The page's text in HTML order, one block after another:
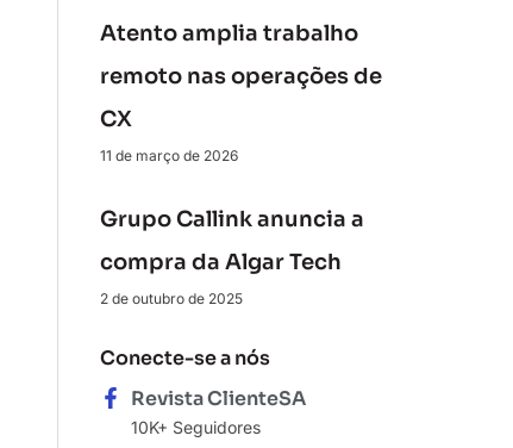
Atento amplia trabalho
remoto nas operações de
CX
11 de março de 2026
Grupo Callink anuncia a
compra da Algar Tech
2 de outubro de 2025
Conecte-se a nós
Revista ClienteSA
10K+ Seguidores